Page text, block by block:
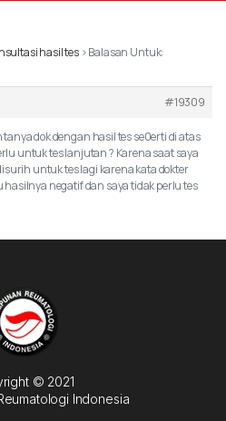
hasil tes ›Balasan Untuk:
#19309
tanya dok dengan hasil tes se0erti di atas
untuk tes lanjutan ? Karena saat saya
untuk tes lagi karena kata dokter
hasilnya negatif dan saya tidak perlu tes
© 2021
Indonesia